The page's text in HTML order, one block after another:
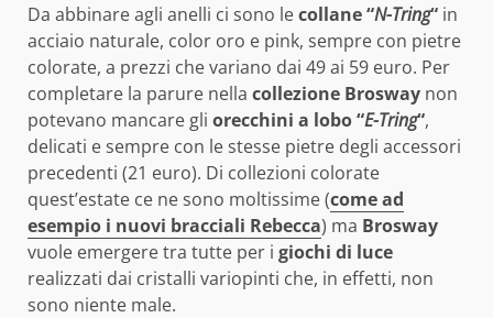
Da abbinare agli anelli ci sono lecollane “N-Tring“ in
acciaio naturale, color oro e pink, sempre con pietre
colorate, a prezzi che variano dai 49 ai 59 euro. Per
completare la parure nella collezione Brosway non
potevano mancare gli orecchini a lobo “E-Tring“,
delicati e sempre con le stesse pietre degli accessori
precedenti (21 euro). Di collezioni colorate
quest’estate ce ne sono moltissime (come ad
esempio i nuovi bracciali Rebecca) ma Brosway
vuole emergere tra tutte per i giochi di luce
realizzati dai cristalli variopinti che, in effetti, non
sono niente male.